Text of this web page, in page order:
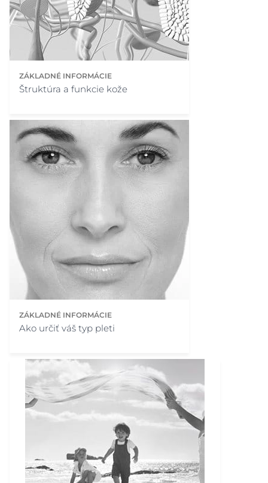
ZÁKLADNÉ INFORMÁCIE
Štruktúra a funkcie kože
ZÁKLADNÉ INFORMÁCIE
Ako určiť váš typ pleti